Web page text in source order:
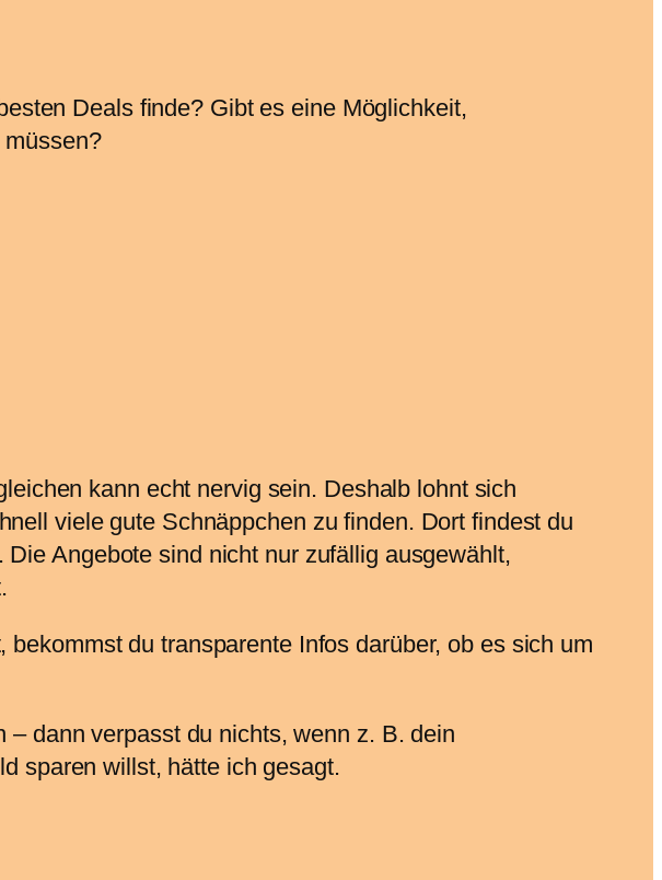
Deals finde? Gibt es eine Möglichkeit,
kann echt nervig sein. Deshalb lohnt sich
viele gute Schnäppchen zu finden. Dort findest du
Angebote sind nicht nur zufällig ausgewählt,
du transparente Infos darüber, ob es sich um
dann verpasst du nichts, wenn z. B. dein
sparen willst, hätte ich gesagt.